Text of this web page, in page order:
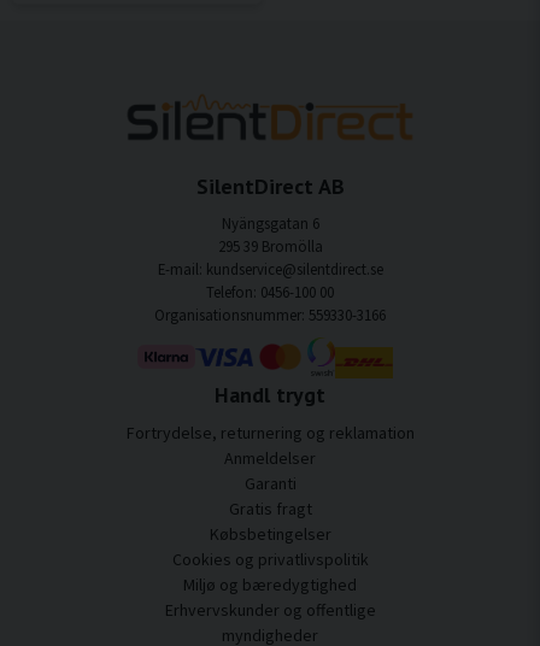
SilentDirect AB
Nyängsgatan 6
295 39 Bromölla
E-mail: kundservice@silentdirect.se
Telefon: 0456-100 00
Organisationsnummer: 559330-3166
Handl trygt
Fortrydelse, returnering og reklamation
Anmeldelser
Garanti
Gratis fragt
Købsbetingelser
Cookies og privatlivspolitik
Miljø og bæredygtighed
Erhvervskunder og offentlige
myndigheder